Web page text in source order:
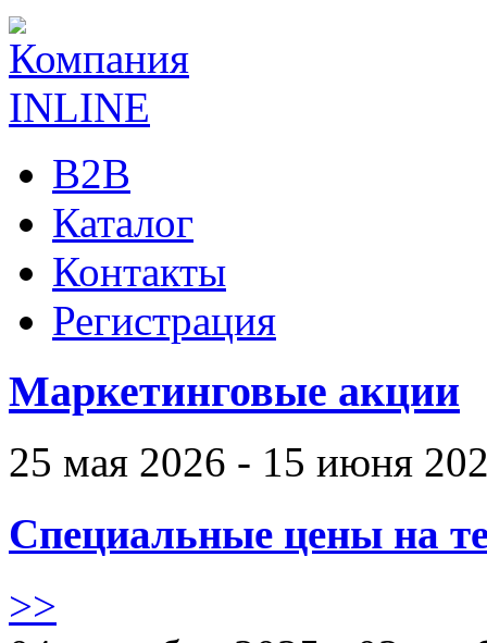
B2B
Каталог
Контакты
Регистрация
Маркетинговые акции
25 мая 2026 - 15 июня
Специальные цены на
>>